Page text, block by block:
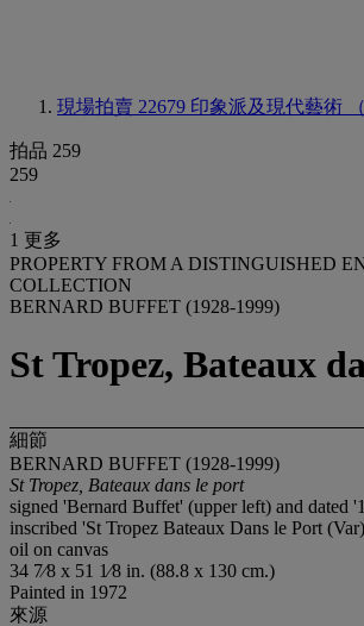
現場拍賣 22679 印象派及現代藝術
拍品 259
259
1 更多
PROPERTY FROM A DISTINGUISHED
COLLECTION
BERNARD BUFFET (1928-1999)
St Tropez, Bateaux
細節
BERNARD BUFFET (1928-1999)
St Tropez, Bateaux dans le port
signed 'Bernard Buffet' (upper left) and dated
inscribed 'St Tropez Bateaux Dans le Port
oil on canvas
34 7⁄8 x 51 1⁄8 in. (88.8 x 130 cm.)
Painted in 1972
來源